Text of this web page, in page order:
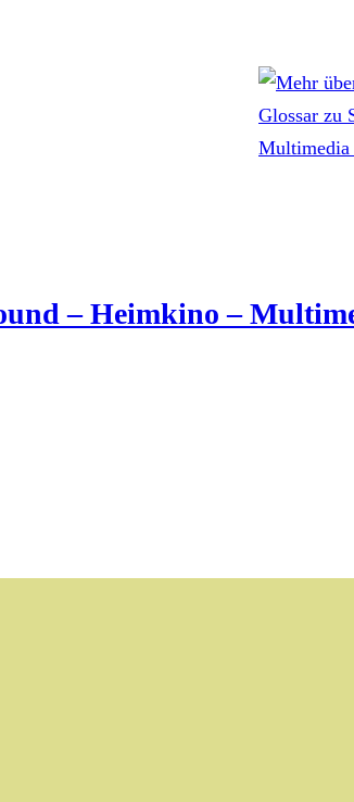
– Heimkino –